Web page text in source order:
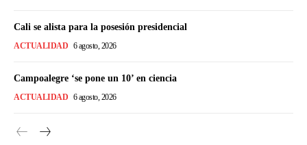
Cali se alista para la posesión presidencial
ACTUALIDAD 6 agosto, 2026
Campoalegre ‘se pone un 10’ en ciencia
ACTUALIDAD 6 agosto, 2026